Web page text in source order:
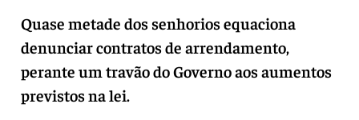
Quase metade dos senhorios equaciona
denunciar contratos de arrendamento,
perante um travão do Governo aos aumentos
previstos na lei.